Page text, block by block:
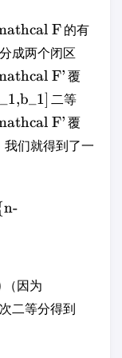
F 的有
成两个闭区
F' 覆
二等
F' 覆
们就得到了一
（因为
二等分得到